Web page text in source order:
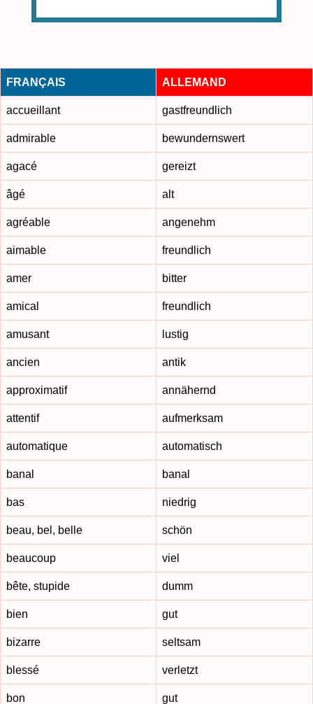
FRANÇAIS ALLEMAND
accueillant gastfreundlich
admirable bewundernswert
agacé gereizt
âgé alt
agréable angenehm
aimable freundlich
amer bitter
amical freundlich
amusant lustig
ancien antik
approximatif annähernd
attentif aufmerksam
automatique automatisch
banal banal
bas niedrig
beau, bel, belle schön
beaucoup viel
bête, stupide dumm
bien gut
bizarre seltsam
blessé verletzt
bon gut